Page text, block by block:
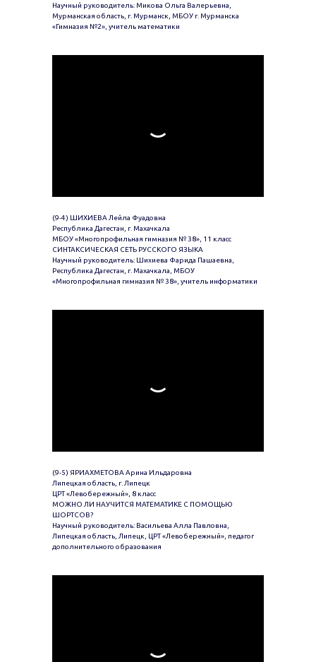
Научный руководитель: Микова Ольга Валерьевна,
Мурманская область, г. Мурманск, МБОУ г. Мурманска
«Гимназия №2», учитель математики
(9-5) ЯРИАХМЕТОВА Арина Ильдаровна
Липецкая область, г. Липецк
ЦРТ «Левобережный», 8 класс
МОЖНО ЛИ НАУЧИТСЯ МАТЕМАТИКЕ С ПОМОЩЬЮ
ШОРТСОВ?
Научный руководитель: Васильева Алла Павловна,
Липецкая область, Липецк, ЦРТ «Левобережный», педагог
дополнительного образования
(9-4) ШИХИЕВА Лейла Фуадовна
Республика Дагестан, г. Махачкала
МБОУ «Многопрофильная гимназия № 38», 11 класс
СИНТАКСИЧЕСКАЯ СЕТЬ РУССКОГО ЯЗЫКА
Научный руководитель: Шихиева Фарида Пашаевна,
Республика Дагестан, г. Махачкала, МБОУ
«Многопрофильная гимназия № 38», учитель информатики